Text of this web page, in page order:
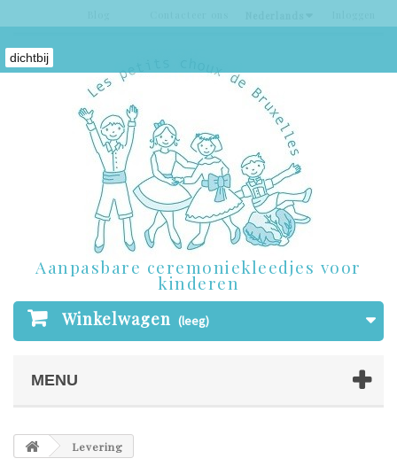
Winkelwagen (leeg)
Aanpasbare ceremoniekleedjes voor
kinderen
MENU
Levering
dichtbij